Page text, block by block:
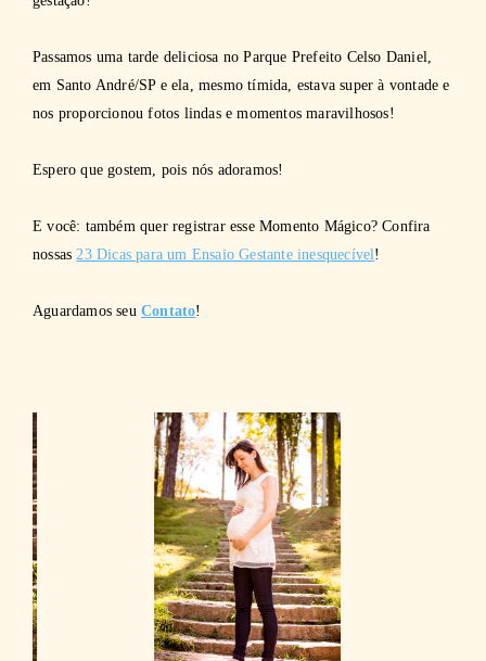
Passamos uma tarde deliciosa no Parque Prefeito Celso Daniel,
em Santo André/SP e ela, mesmo tímida, estava super à vontade e
nos proporcionou fotos lindas e momentos maravilhosos!
Espero que gostem, pois nós adoramos!
E você: também quer registrar esse Momento Mágico? Confira
nossas 23 Dicas para um Ensaio Gestante inesquecível!
Aguardamos seu Contato!